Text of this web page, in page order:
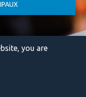
you are